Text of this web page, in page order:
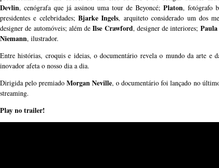
Devlin, cenógrafa que já assinou uma tour de Beyoncé; Platon, fotógrafo
presidentes e celebridades;Bjarke Ingels, arquiteto considerado um dos
designer de automóveis; além deIlse Crawford, designer de interiores;
Niemann, ilustrador.
Entre histórias, croquis e ideias, o documentário revela o mundo da arte e
inovador afeta o nosso dia a dia.
Dirigida pelo premiadoMorgan Neville, o documentário foi lançado no
streaming.
Play no trailer!